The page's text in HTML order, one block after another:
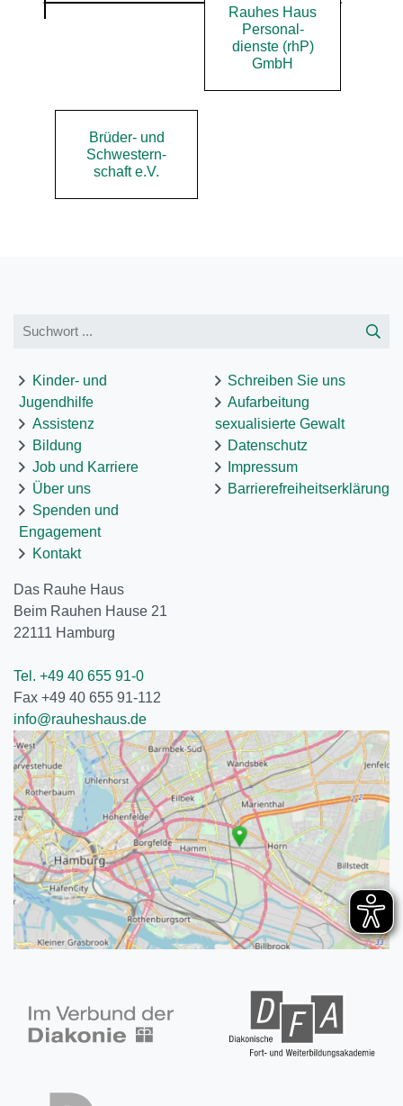
Rauhes Haus
Personal­
dienste (rhP)
GmbH
Brüder- und
Schwestern­
schaft e.V.
Kinder- und
Jugendhilfe
Assistenz
Bildung
Job und Karriere
Über uns
Spenden und
Engagement
Kontakt
Schreiben Sie uns
Aufarbeitung
sexualisierte Gewalt
Datenschutz
Impressum
Barrierefreiheitserklärung
Das Rauhe Haus
Beim Rauhen Hause 21
22111 Hamburg
Tel. +49 40 655 91-0
Fax +49 40 655 91-112
info@rauheshaus.de